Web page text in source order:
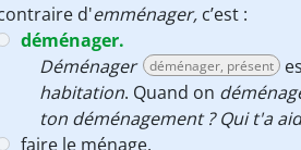
d'emménager, c’est :
déménager.
Déménager
déménager, présent
habitation. Quand on
ton déménagement ? Qui t'a
faire le ménage.